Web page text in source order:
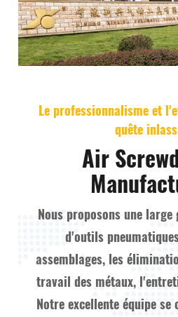
Le professionnalisme et
quête
Air
Nous proposons une
d'outils
assemblages, les
travail des métaux,
Notre excellente équipe